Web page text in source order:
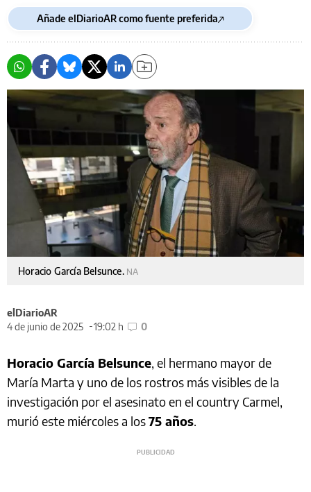
Añade elDiarioAR como fuente preferida
Horacio García Belsunce. NA
elDiarioAR
4 de junio de 2025
19:02 h 0
Horacio García Belsunce, el hermano mayor de
María Marta y uno de los rostros más visibles de la
investigación por el asesinato en el country Carmel,
murió este miércoles a los75 años.